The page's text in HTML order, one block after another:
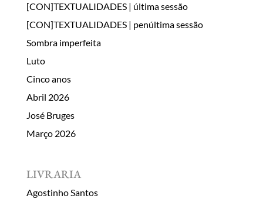
[CON]TEXTUALIDADES | última sessão
[CON]TEXTUALIDADES | penúltima sessão
Sombra imperfeita
Luto
Cinco anos
Abril 2026
José Bruges
Março 2026
LIVRARIA
Agostinho Santos